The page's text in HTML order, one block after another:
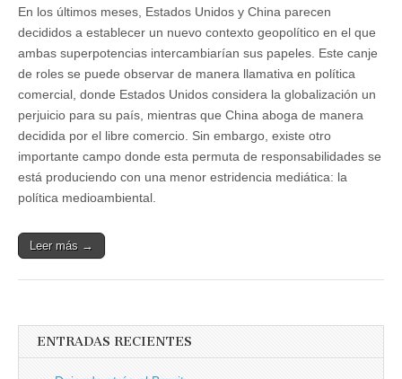
En los últimos meses, Estados Unidos y China parecen
decididos a establecer un nuevo contexto geopolítico en el que
ambas superpotencias intercambiarían sus papeles. Este canje
de roles se puede observar de manera llamativa en política
comercial, donde Estados Unidos considera la globalización un
perjuicio para su país, mientras que China aboga de manera
decidida por el libre comercio. Sin embargo, existe otro
importante campo donde esta permuta de responsabilidades se
está produciendo con una menor estridencia mediática: la
política medioambiental.
Leer más →
ENTRADAS RECIENTES